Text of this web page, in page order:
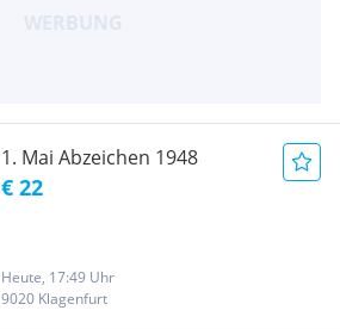
1. Mai Abzeichen 1948
€ 22
Heute, 17:49 Uhr
9020 Klagenfurt